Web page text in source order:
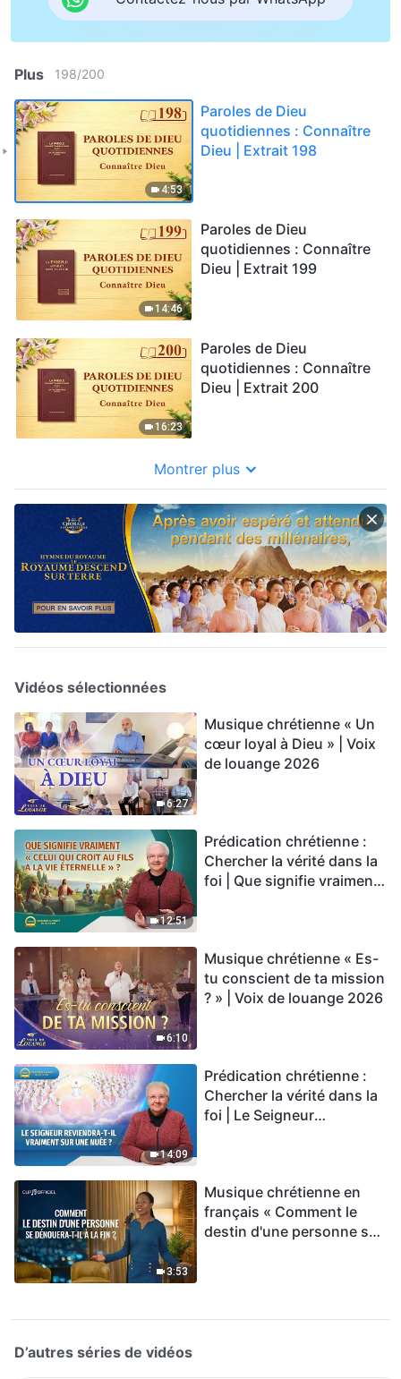
Plus 198/200
4:53
Paroles de Dieu
quotidiennes : Connaître
Dieu | Extrait 198
14:46
Paroles de Dieu
quotidiennes : Connaître
Dieu | Extrait 199
16:23
Paroles de Dieu
quotidiennes : Connaître
Dieu | Extrait 200
Montrer plus
Vidéos sélectionnées
6:27
Musique chrétienne « Un
cœur loyal à Dieu » | Voix
de louange 2026
12:51
Prédication chrétienne :
Chercher la vérité dans la
foi | Que signifie vraiment
6:10
Musique chrétienne « Es-
tu conscient de ta mission
? » | Voix de louange 2026
14:09
Prédication chrétienne :
Chercher la vérité dans la
foi | Le Seigneur
3:53
Musique chrétienne en
français « Comment le
destin d'une personne se
D’autres séries de vidéos